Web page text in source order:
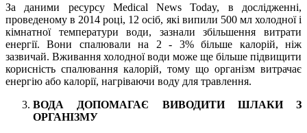
За даними ресурсу Medical News Today, в дослідженні,
проведеному в 2014 році, 12 осіб, які випили 500 мл холодної і
кімнатної температури води, зазнали збільшення витрати
енергії. Вони спалювали на 2 - 3% більше калорій, ніж
зазвичай. Вживання холодної води може ще більше підвищити
корисність спалювання калорій, тому що організм витрачає
енергію або калорії, нагріваючи воду для травлення.
ВОДА ДОПОМАГАЄ ВИВОДИТИ ШЛАКИ З
ОРГАНІЗМУ